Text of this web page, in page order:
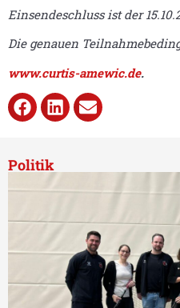
Einsendeschluss ist der
Die genauen
www.curtis-amewic.de.
Politik